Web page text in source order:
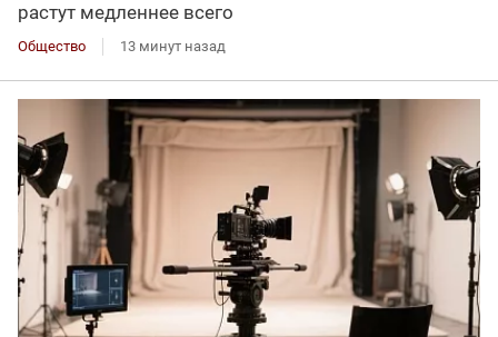
растут медленнее всего
Общество 13 минут назад